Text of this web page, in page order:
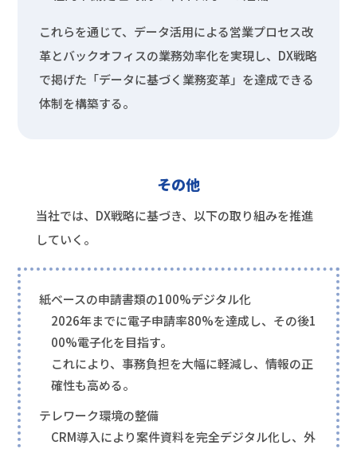
これらを通じて、データ活用による営業プロセス改
革とバックオフィスの業務効率化を実現し、DX戦略
で掲げた「データに基づく業務変革」を達成できる
体制を構築する。
その他
当社では、DX戦略に基づき、以下の取り組みを推進
していく。
紙ベースの申請書類の100%デジタル化
2026年までに電子申請率80%を達成し、その後1
00%電子化を目指す。
これにより、事務負担を大幅に軽減し、情報の正
確性も高める。
テレワーク環境の整備
CRM導入により案件資料を完全デジタル化し、外